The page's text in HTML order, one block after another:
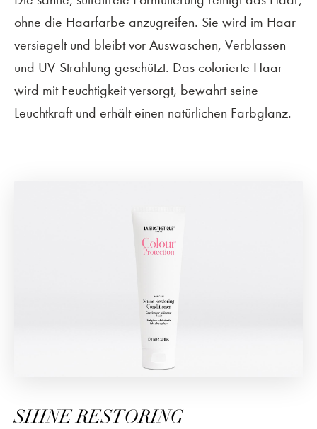
ohne die Haarfarbe anzugreifen. Sie wird im Haar
versiegelt und bleibt vor Auswaschen, Verblassen
und UV-Strahlung geschützt. Das colorierte Haar
wird mit Feuchtigkeit versorgt, bewahrt seine
Leuchtkraft und erhält einen natürlichen Farbglanz.
SHINE RESTORING